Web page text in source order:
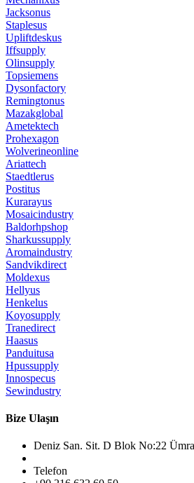
Jacksonus
Staplesus
Upliftdeskus
Iffsupply
Olinsupply
Topsiemens
Dysonfactory
Remingtonus
Mazakglobal
Ametektech
Prohexagon
Wolverineonline
Ariattech
Staedtlerus
Postitus
Kurarayus
Mosaicindustry
Baldorhpshop
Sharkussupply
Aromaindustry
Sandvikdirect
Moldexus
Hellyus
Henkelus
Koyosupply
Tranedirect
Haasus
Panduitusa
Hpussupply
Innospecus
Sewindustry
Bize Ulaşın
Deniz San. Sit. D Blok No:22
Telefon